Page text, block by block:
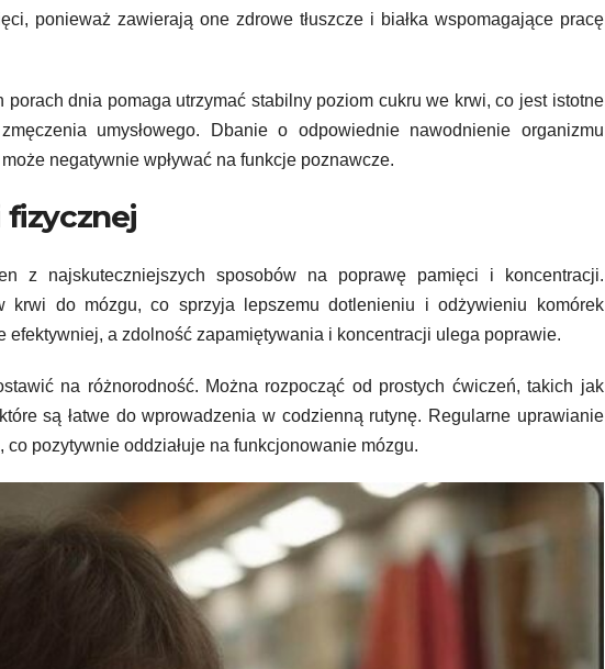
ponieważ zawierają one zdrowe tłuszcze i białka wspomagające pracę
porach dnia pomaga utrzymać stabilny poziom cukru we krwi, co jest istotne
umysłowego. Dbanie o odpowiednie nawodnienie organizmu
negatywnie wpływać na funkcje poznawcze.
z najskuteczniejszych sposobów na poprawę pamięci i koncentracji.
krwi do mózgu, co sprzyja lepszemu dotlenieniu i odżywieniu komórek
efektywniej, a zdolność zapamiętywania i koncentracji ulega poprawie.
na różnorodność. Można rozpocząć od prostych ćwiczeń, takich jak
są łatwe do wprowadzenia w codzienną rutynę. Regularne uprawianie
pozytywnie oddziałuje na funkcjonowanie mózgu.